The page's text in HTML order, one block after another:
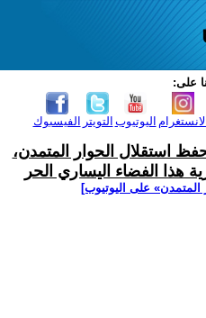
على:
الفيسبوك التويتر اليوتيوب الانستغرام
استقلال الحوار المتمدن،
هذا الفضاء اليساري الحر
على اليوتيوب]